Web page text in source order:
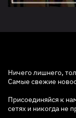
Ничего лишнего,
Самые свежие
Присоединяйся к
сетях и никогда не